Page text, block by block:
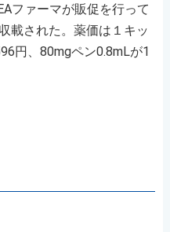
ファーマが販促を行って
載された。薬価は１キッ
円、80mgペン0.8mLが1